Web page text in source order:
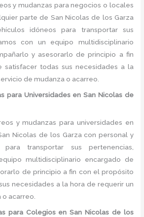
y mudanzas para negocios o locales
parte de San Nicolas de los Garza
idóneos para transportar sus
con un equipo multidisciplinario
y asesorarlo de principio a fin
todas sus necesidades a la
de mudanza o acarreo.
para Universidades en San Nicolas de
y mudanzas para universidades en
Nicolas de los Garza con personal y
para transportar sus pertenencias,
multidisciplinario encargado de
de principio a fin con el propósito
necesidades a la hora de requerir un
o acarreo.
para Colegios en San Nicolas de los